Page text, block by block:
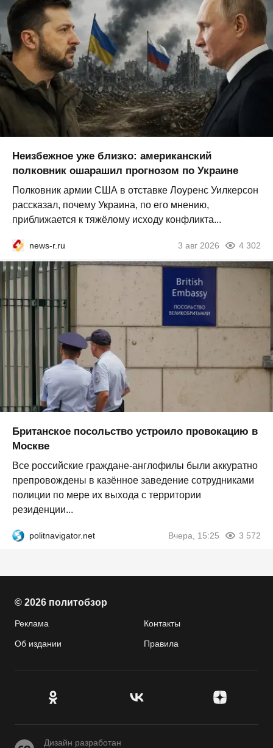
Неизбежное уже близко: американский
полковник ошарашил прогнозом по Украине
Полковник армии США в отставке Лоуренс Уилкерсон
рассказал, почему Украина, по его мнению,
приближается к тяжёлому исходу конфликта...
news-r.ru 3 авг 2026 4 302
Британское посольство устроило провокацию в
Москве
Все российские граждане-англофилы были аккуратно
препровождены в казённое заведение сотрудниками
полиции по мере их выхода с территории
резиденции...
politnavigator.net Вчера, 15:25 3 572
© 2026 политобзор
Реклама Контакты
Об издании Правила